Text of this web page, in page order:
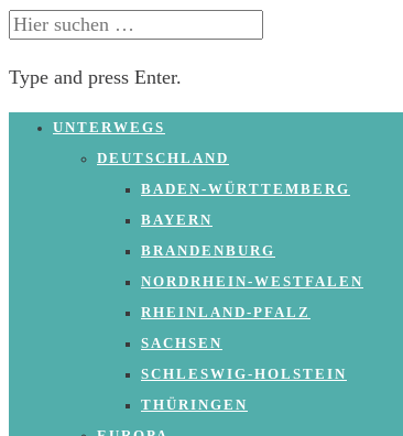
SUCHE
Type and press Enter.
Skip
UNTERWEGS
DEUTSCHLAND
BADEN-WÜRTTEMBERG
BAYERN
BRANDENBURG
NORDRHEIN-WESTFALEN
RHEINLAND-PFALZ
SACHSEN
SCHLESWIG-HOLSTEIN
THÜRINGEN